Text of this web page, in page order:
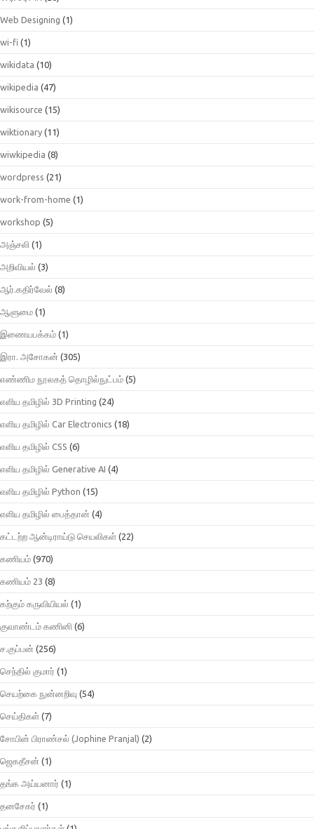
Web Designing (1)
wi-fi (1)
wikidata (10)
wikipedia (47)
wikisource (15)
wiktionary (11)
wiwkipedia (8)
wordpress (21)
work-from-home (1)
workshop (5)
அஞ்சலி (1)
அறிவியல் (3)
ஆர்.கதிர்வேல் (8)
ஆளுமை (1)
இணையபக்கம் (1)
இரா. அசோகன் (305)
எண்ணிம நூலகத் தொழில்நுட்பம் (5)
எளிய தமிழில் 3D Printing (24)
எளிய தமிழில் Car Electronics (18)
எளிய தமிழில் CSS (6)
எளிய தமிழில் Generative AI (4)
எளிய தமிழில் Python (15)
எளிய தமிழில் பைத்தான் (4)
கட்டற்ற ஆன்டிராய்டு செயலிகள் (22)
கணியம் (970)
கணியம் 23 (8)
கற்கும் கருவியியல் (1)
குவாண்டம் கணினி (6)
ச.குப்பன் (256)
செந்தில் குமார் (1)
செயற்கை நுன்னறிவு (54)
செய்திகள் (7)
சோபின் பிராண்சல் (Jophine Pranjal) (2)
ஜெகதீசன் (1)
தங்க அய்யனார் (1)
தனசேகர் (1)